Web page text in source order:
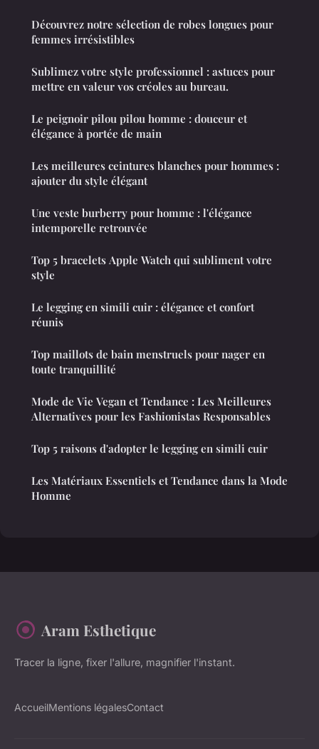
Découvrez notre sélection de robes longues pour
femmes irrésistibles
Sublimez votre style professionnel : astuces pour
mettre en valeur vos créoles au bureau.
Le peignoir pilou pilou homme : douceur et
élégance à portée de main
Les meilleures ceintures blanches pour hommes :
ajouter du style élégant
Une veste burberry pour homme : l'élégance
intemporelle retrouvée
Top 5 bracelets Apple Watch qui subliment votre
style
Le legging en simili cuir : élégance et confort
réunis
Top maillots de bain menstruels pour nager en
toute tranquillité
Mode de Vie Vegan et Tendance : Les Meilleures
Alternatives pour les Fashionistas Responsables
Top 5 raisons d'adopter le legging en simili cuir
Les Matériaux Essentiels et Tendance dans la Mode
Homme
Aram Esthetique
Tracer la ligne, fixer l'allure, magnifier l'instant.
AccueilMentions légalesContact